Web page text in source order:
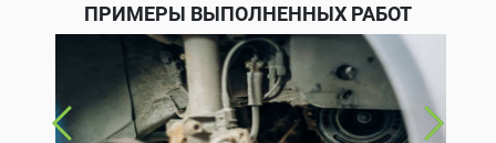
ПРИМЕРЫ ВЫПОЛНЕННЫХ РАБОТ